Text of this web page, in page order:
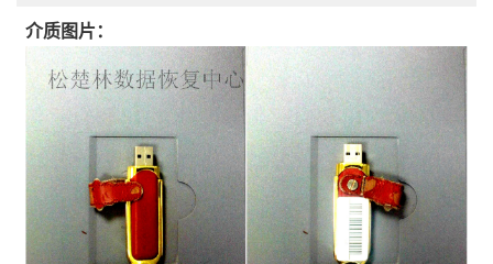
介质图片：